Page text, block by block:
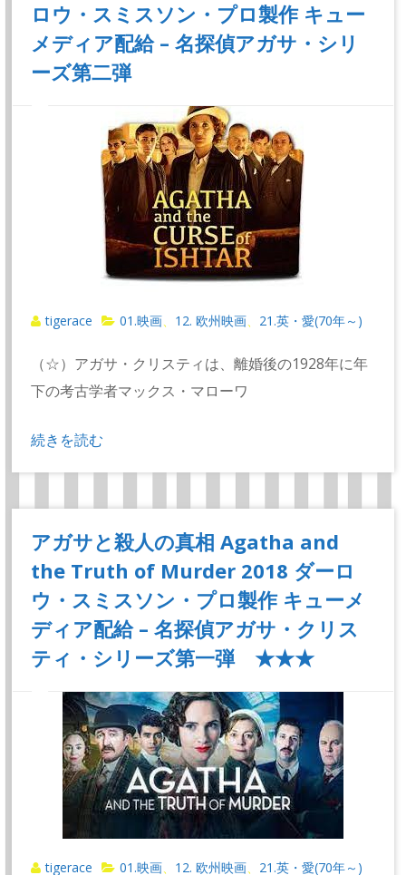
ロウ・スミスソン・プロ製作 キュー
メディア配給 – 名探偵アガサ・シリ
ーズ第二弾
tigerace 01.映画 12. 欧州映画 21.英・愛(70年～)
（☆）アガサ・クリスティは、離婚後の1928年に年
下の考古学者マックス・マローワ
続きを読む
アガサと殺人の真相 Agatha and
the Truth of Murder 2018 ダーロ
ウ・スミスソン・プロ製作 キューメ
ディア配給 – 名探偵アガサ・クリス
ティ・シリーズ第一弾 ★★★
tigerace 01.映画 12. 欧州映画 21.英・愛(70年～)